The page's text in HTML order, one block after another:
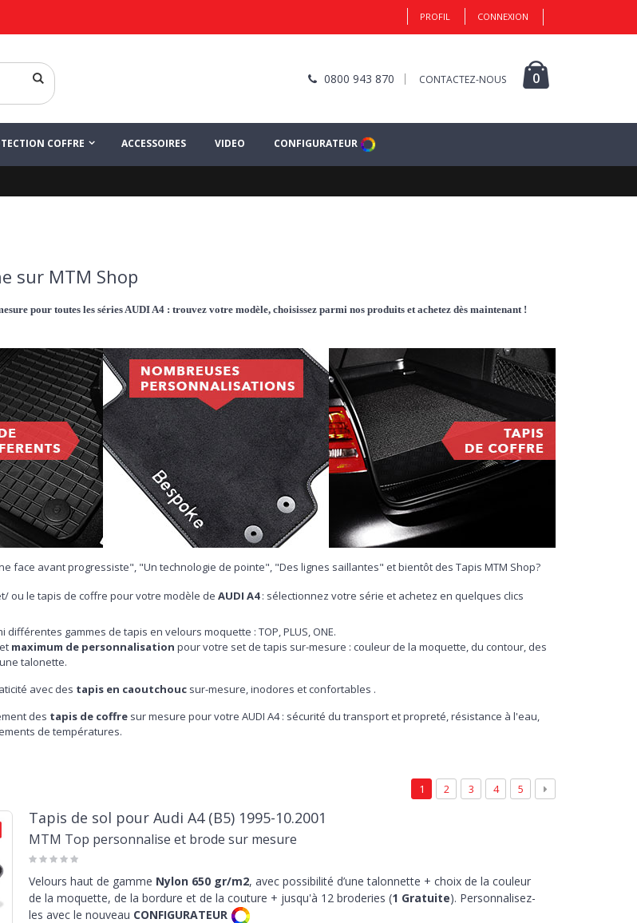
PROFIL CONNEXION
0800 943 870 CONTACTEZ-NOUS 0
COFFRE ACCESSOIRES VIDEO CONFIGURATEUR
sur MTM Shop
pour toutes les séries AUDI A4 : trouvez votre modèle, choisissez parmi nos produits et achetez dès maintenant !
face avant progressiste", "Un technologie de pointe", "Des lignes saillantes" et bientôt des Tapis MTM Shop?
ou le tapis de coffre pour votre modèle de AUDI A4: sélectionnez votre série et achetez en quelques clics
gammes de tapis en velours moquette : TOP, PLUS, ONE.
maximum de personnalisation pour votre set de tapis sur-mesure : couleur de la moquette, du contour, des
talonette.
avec des tapis en caoutchouc sur-mesure, inodores et confortables .
des tapis de coffresur mesure pour votre AUDI A4 : sécurité du transport et propreté, résistance à l'eau,
de températures.
1 2 3 4 5
Tapis de sol pour Audi A4 (B5) 1995-10.2001
MTM Top personnalise et brode sur mesure
Velours haut de gamme Nylon 650 gr/m2, avec possibilité d’une talonnette + choix de la couleur
de la moquette, de la bordure et de la couture + jusqu'à 12 broderies (1 Gratuite). Personnalisez-
les avec le nouveau CONFIGURATEUR